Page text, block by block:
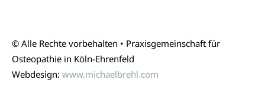
© Alle Rechte vorbehalten • Praxisgemeinschaft für
Osteopathie in Köln-Ehrenfeld
Webdesign: www.michaelbrehl.com